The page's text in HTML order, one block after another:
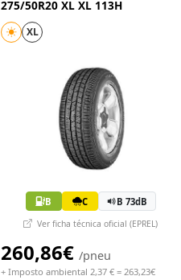
275/50R20 XL XL 113H
XL
B C B 73dB
Ver ficha técnica oficial (EPREL)
260,86€ /pneu
+ Imposto ambiental 2,37 € = 263,23€